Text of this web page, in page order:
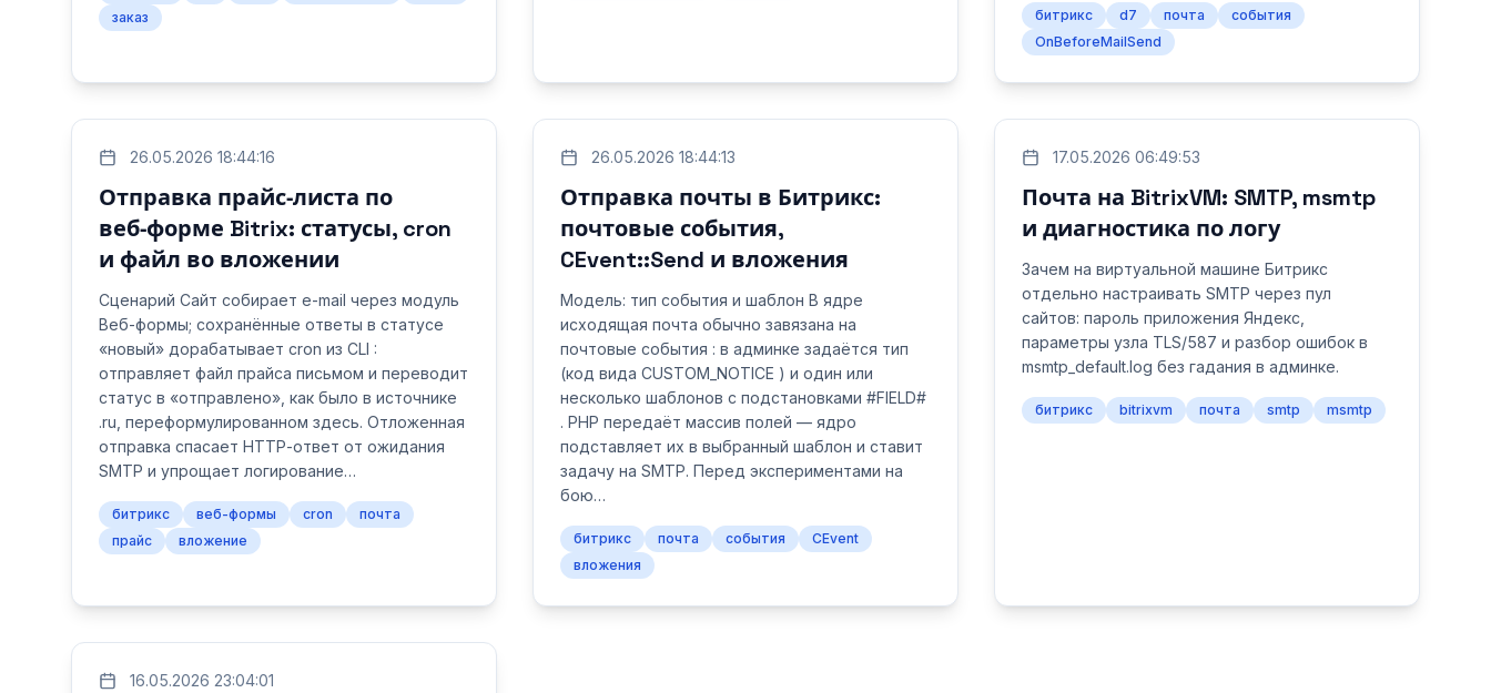
заказ
битрикс d7 почта
события
OnBeforeMailSend
26.05.2026 18:44:16
Отправка прайс‑листа по
веб‑форме Bitrix: статусы, cron
и файл во вложении
Сценарий Сайт собирает e-mail через модуль
Веб‑формы; сохранённые ответы в статусе
«новый» дорабатывает cron из CLI :
отправляет файл прайса письмом и переводит
статус в «отправлено», как было в источнике
.ru, переформулированном здесь. Отложенная
отправка спасает HTTP‑ответ от ожидания
SMTP и упрощает логирование…
битрикс веб-формы cron
почта
прайс
вложение
26.05.2026 18:44:13
Отправка почты в Битрикс:
почтовые события,
CEvent::Send и вложения
Модель: тип события и шаблон В ядре
исходящая почта обычно завязана на
почтовые события : в админке задаётся тип
(код вида CUSTOM_NOTICE ) и один или
несколько шаблонов с подстановками #FIELD#
. PHP передаёт массив полей — ядро
подставляет их в выбранный шаблон и ставит
задачу на SMTP. Перед экспериментами на
бою…
битрикс почта события
CEvent
вложения
17.05.2026 06:49:53
Почта на BitrixVM: SMTP, msmtp
и диагностика по логу
Зачем на виртуальной машине Битрикс
отдельно настраивать SMTP через пул
сайтов: пароль приложения Яндекс,
параметры узла TLS/587 и разбор ошибок в
msmtp_default.log без гадания в админке.
битрикс bitrixvm почта smtp msmtp
16.05.2026 23:04:01